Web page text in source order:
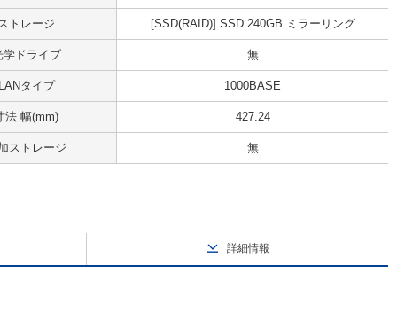
トレージ [SSD(RAID)] SSD 240GB ミラーリング
学ドライブ 無
タイプ 1000BASE
法 幅(mm) 427.24
ストレージ 無
詳細情報